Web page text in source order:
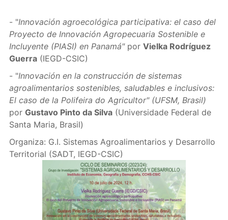
- "Innovación agroecológica participativa: el caso del
Proyecto de Innovación Agropecuaria Sostenible e
Incluyente (PIASI) en Panamá" por Vielka Rodríguez
Guerra(IEGD-CSIC)
- "Innovación en la construcción de sistemas
agroalimentarios sostenibles, saludables e inclusivos:
El caso de la Polifeira do Agricultor" (UFSM, Brasil)
por Gustavo Pinto da Silva(Universidade Federal de
Santa Maria, Brasil)
Organiza: G.I. Sistemas Agroalimentarios y Desarrollo
Territorial (SADT, IEGD-CSIC)